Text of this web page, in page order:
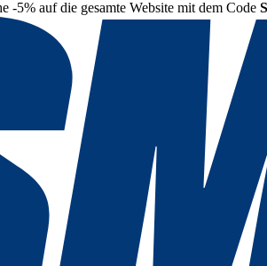
-5% auf die gesamte Website mit dem Code